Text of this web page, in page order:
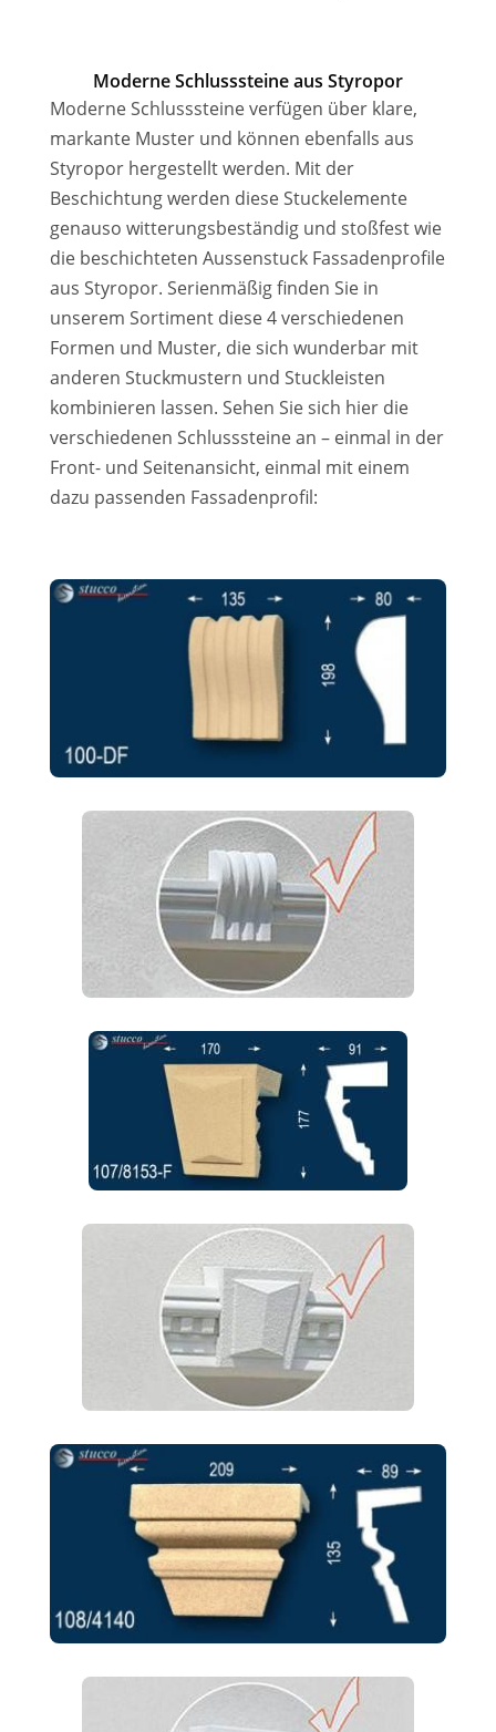
Moderne Schlusssteine aus Styropor
Moderne Schlusssteine verfügen über klare,
markante Muster und können ebenfalls aus
Styropor hergestellt werden. Mit der
Beschichtung werden diese Stuckelemente
genauso witterungsbeständig und stoßfest wie
die beschichteten Aussenstuck Fassadenprofile
aus Styropor. Serienmäßig finden Sie in
unserem Sortiment diese 4 verschiedenen
Formen und Muster, die sich wunderbar mit
anderen Stuckmustern und Stuckleisten
kombinieren lassen. Sehen Sie sich hier die
verschiedenen Schlusssteine an – einmal in der
Front- und Seitenansicht, einmal mit einem
dazu passenden Fassadenprofil: